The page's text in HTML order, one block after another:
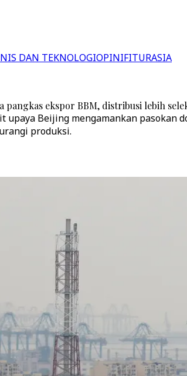
DAN TEKNOLOGIOPINIFITURASIA
pangkas ekspor BBM, distribusi lebih
Beijing mengamankan pasokan
produksi.